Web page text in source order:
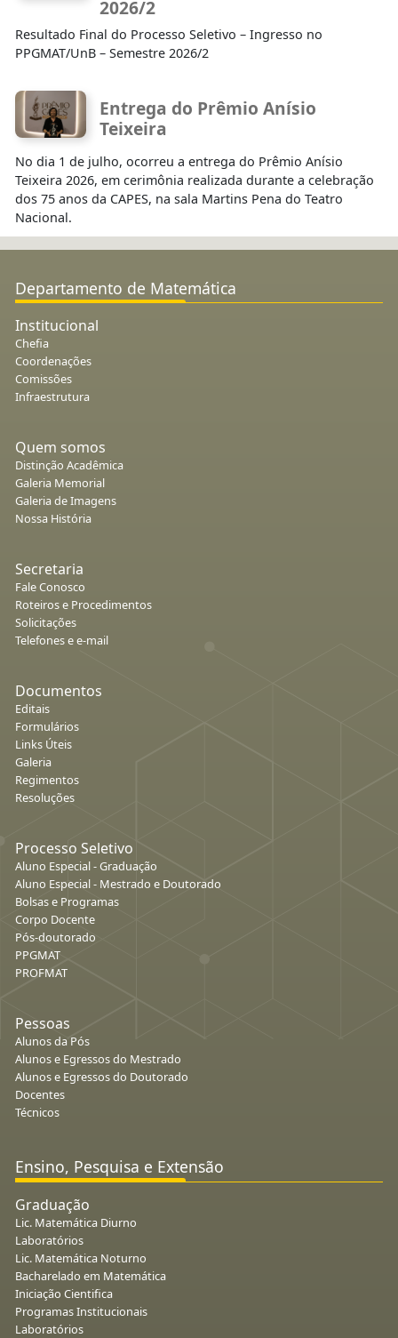
2026/2
Resultado Final do Processo Seletivo – Ingresso no
PPGMAT/UnB – Semestre 2026/2
Entrega do Prêmio Anísio
Teixeira
No dia 1 de julho, ocorreu a entrega do Prêmio Anísio
Teixeira 2026, em cerimônia realizada durante a celebração
dos 75 anos da CAPES, na sala Martins Pena do Teatro
Nacional.
Departamento de Matemática
Institucional
Chefia
Coordenações
Comissões
Infraestrutura
Quem somos
Distinção Acadêmica
Galeria Memorial
Galeria de Imagens
Nossa História
Secretaria
Fale Conosco
Roteiros e Procedimentos
Solicitações
Telefones e e-mail
Documentos
Editais
Formulários
Links Úteis
Galeria
Regimentos
Resoluções
Processo Seletivo
Aluno Especial - Graduação
Aluno Especial - Mestrado e Doutorado
Bolsas e Programas
Corpo Docente
Pós-doutorado
PPGMAT
PROFMAT
Pessoas
Alunos da Pós
Alunos e Egressos do Mestrado
Alunos e Egressos do Doutorado
Docentes
Técnicos
Ensino, Pesquisa e Extensão
Graduação
Lic. Matemática Diurno
Laboratórios
Lic. Matemática Noturno
Bacharelado em Matemática
Iniciação Cientifica
Programas Institucionais
Laboratórios